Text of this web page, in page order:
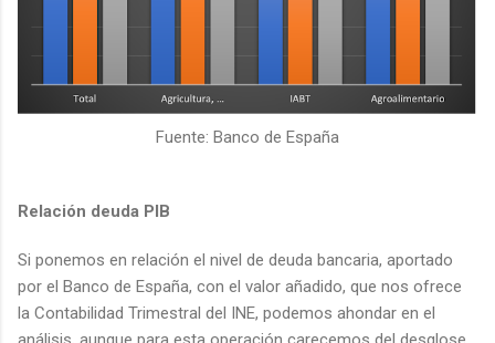
Fuente: Banco de España
Relación deuda PIB
Si ponemos en relación el nivel de deuda bancaria, aportado
por el Banco de España, con el valor añadido, que nos ofrece
la Contabilidad Trimestral del INE, podemos ahondar en el